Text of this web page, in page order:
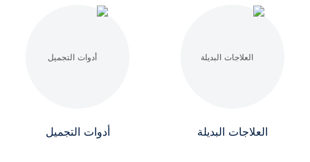
العلاجات البديلة أدوات التجميل